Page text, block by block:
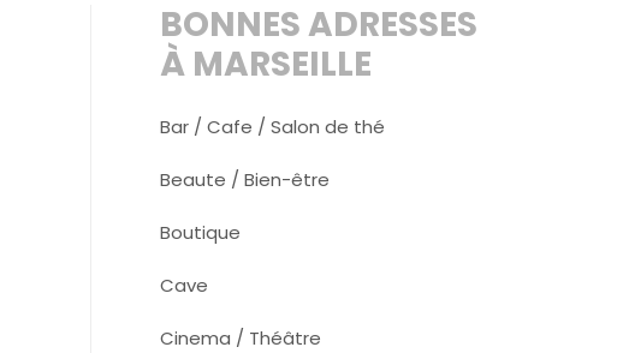
BONNES ADRESSES
À MARSEILLE
Bar / Cafe / Salon de thé
Beaute / Bien-être
Boutique
Cave
Cinema / Théâtre